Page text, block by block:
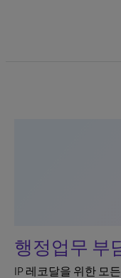
행정업무 부
IP 레코달을 위한 모